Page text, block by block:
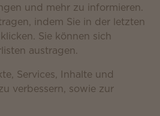
und mehr zu informieren.
indem Sie in der letzten
Sie können sich
austragen.
Services, Inhalte und
verbessern, sowie zur